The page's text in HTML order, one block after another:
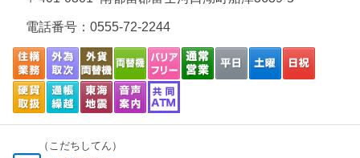
電話番号： 0555-72-2244
（こだちしてん）